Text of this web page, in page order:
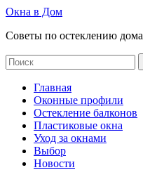
Окна в Дом
Советы по остеклению дома
Главная
Оконные профили
Остекление балконов
Пластиковые окна
Уход за окнами
Выбор
Новости